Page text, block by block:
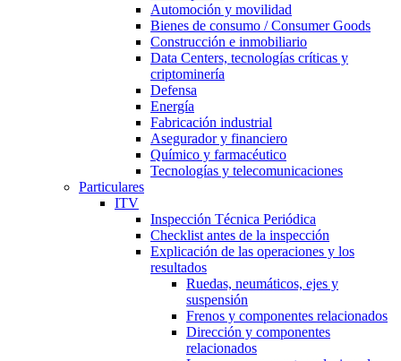
Automoción y movilidad
Bienes de consumo / Consumer Goods
Construcción e inmobiliario
Data Centers, tecnologías críticas y
criptominería
Defensa
Energía
Fabricación industrial
Asegurador y financiero
Químico y farmacéutico
Tecnologías y telecomunicaciones
Particulares
ITV
Inspección Técnica Periódica
Checklist antes de la inspección
Explicación de las operaciones y los
resultados
Ruedas, neumáticos, ejes y
suspensión
Frenos y componentes relacionados
Dirección y componentes
relacionados